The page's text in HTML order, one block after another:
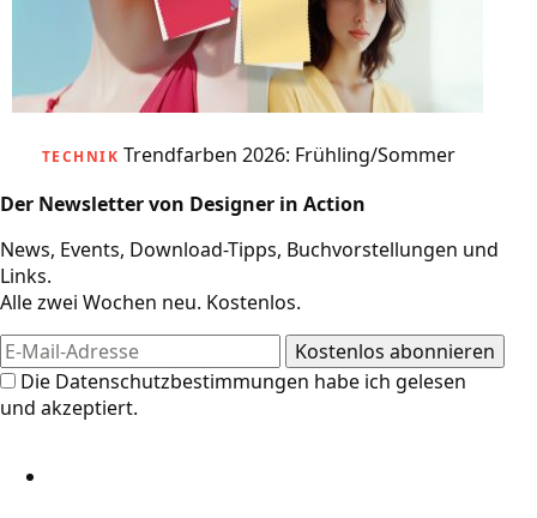
TECHNIK Trendfarben 2026: Frühling/Sommer
Der Newsletter von Designer in Action
News, Events, Download-Tipps, Buchvorstellungen und
Links.
Alle zwei Wochen neu. Kostenlos.
Die Datenschutzbestimmungen habe ich gelesen
und akzeptiert.